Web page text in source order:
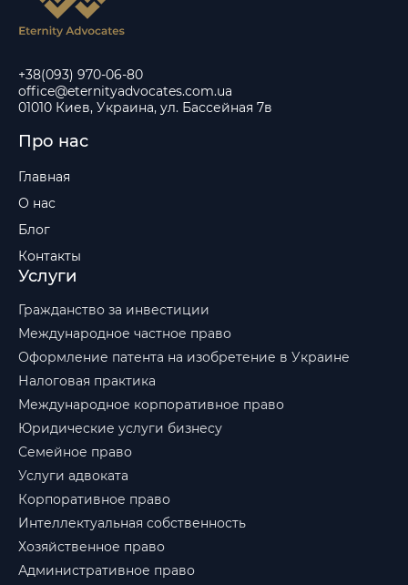
+38(093) 970-06-80
office@eternityadvocates.com.ua
01010 Киев, Украина, ул. Бассейная 7в
Про нас
Главная
О нас
Блог
Контакты
Услуги
Гражданство за инвестиции
Международное частное право
Оформление патента на изобретение в Украине
Налоговая практика
Международное корпоративное право
Юридические услуги бизнесу
Семейное право
Услуги адвоката
Корпоративное право
Интеллектуальная собственность
Хозяйственное право
Административное право